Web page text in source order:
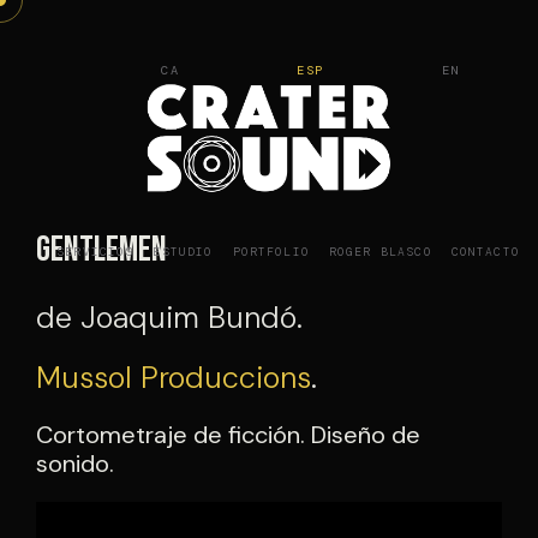
Saltar
SERVICIOS ESTUDIO PORTFOLIO ROGER BLASCO CONTACTO
CA ESP EN
Gentlemen
de Joaquim Bundó.
Mussol Produccions.
Cortometraje de ficción. Diseño de
sonido.